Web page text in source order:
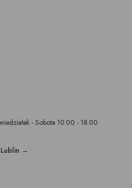
- Sobota 10.00 - 18.00
→